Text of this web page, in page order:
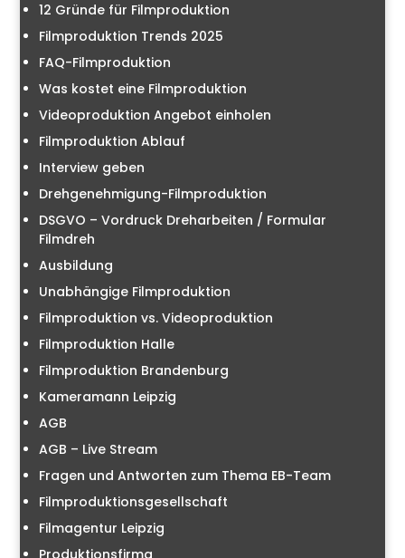
12 Gründe für Filmproduktion
Filmproduktion Trends 2025
FAQ-Filmproduktion
Was kostet eine Filmproduktion
Videoproduktion Angebot einholen
Filmproduktion Ablauf
Interview geben
Drehgenehmigung-Filmproduktion
DSGVO – Vordruck Dreharbeiten / Formular
Filmdreh
Ausbildung
Unabhängige Filmproduktion
Filmproduktion vs. Videoproduktion
Filmproduktion Halle
Filmproduktion Brandenburg
Kameramann Leipzig
AGB
AGB – Live Stream
Fragen und Antworten zum Thema EB-Team
Filmproduktionsgesellschaft
Filmagentur Leipzig
Produktionsfirma